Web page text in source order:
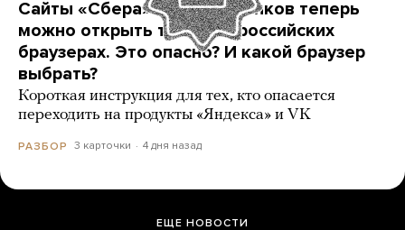
Сайты «Сбера» и других банков теперь
можно открыть только в российских
браузерах. Это опасно? И какой браузер
выбрать?
Короткая инструкция для тех, кто опасается
переходить на продукты «Яндекса» и VK
РАЗБОР 3 карточки 4 дня назад
ЕЩЕ НОВОСТИ